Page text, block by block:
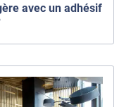
avec un adhésif